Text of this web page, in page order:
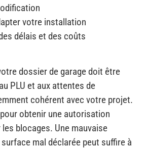
votre installation
délais et des coûts
dossier de garage doit être
PLU et aux attentes de
cohérent avec votre projet.
obtenir une autorisation
blocages. Une mauvaise
mal déclarée peut suffire à